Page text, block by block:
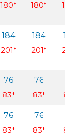
180*
180*
184
201*
184
201*
76
83*
76
83*
76
83*
76
83*